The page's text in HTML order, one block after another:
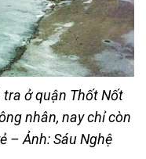
ở quận Thốt Nốt
nhân, nay chỉ còn
– Ảnh: Sáu Nghệ